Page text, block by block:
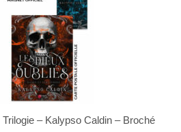
– Kalypso Caldin – Broché